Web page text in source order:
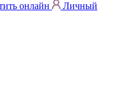
онлайн
Личный